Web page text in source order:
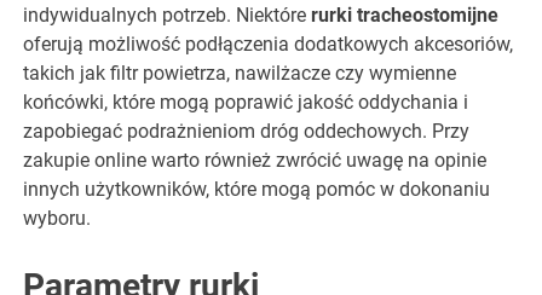
indywidualnych potrzeb. Niektórerurki tracheostomijne
oferują możliwość podłączenia dodatkowych akcesoriów,
takich jak filtr powietrza, nawilżacze czy wymienne
końcówki, które mogą poprawić jakość oddychania i
zapobiegać podrażnieniom dróg oddechowych. Przy
zakupie online warto również zwrócić uwagę na opinie
innych użytkowników, które mogą pomóc w dokonaniu
wyboru.
Parametry rurki